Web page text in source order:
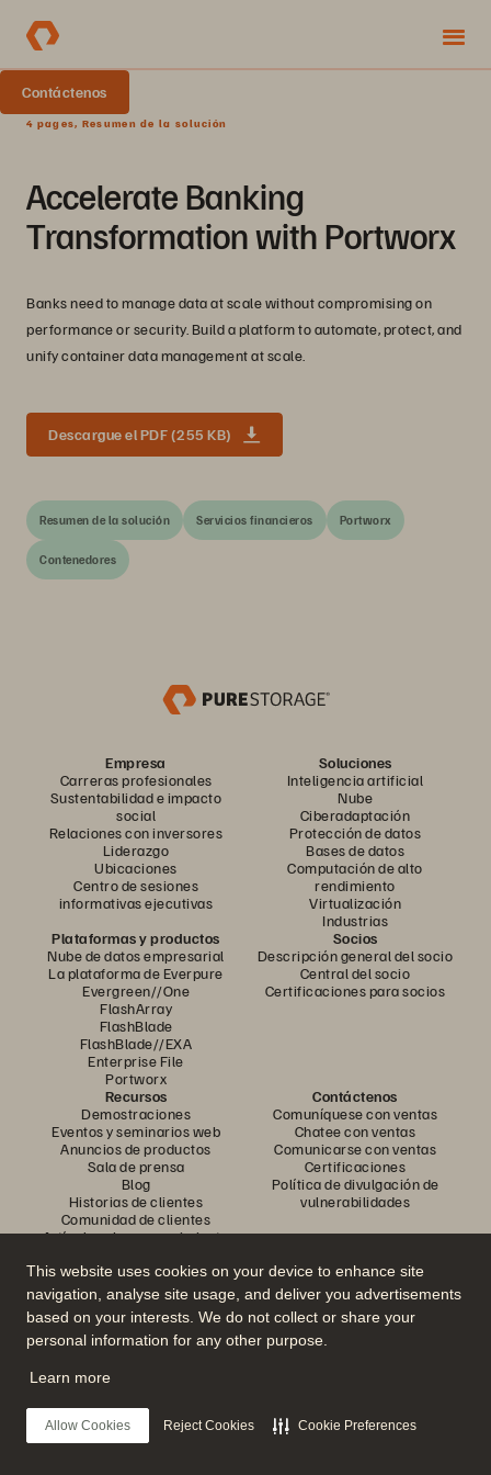
This website uses cookies on your device to enhance site
navigation, analyse site usage, and deliver you advertisements
based on your interests. We do not collect or share your
personal information for any other purpose.
Learn more
Allow Cookies Reject Cookies Cookie Preferences
Contáctenos
4 pages, Resumen de la solución
Accelerate Banking
Transformation with Portworx
Banks need to manage data at scale without compromising on
performance or security. Build a platform to automate, protect, and
unify container data management at scale.
Descargue el PDF (255 KB)
Resumen de la solución Servicios financieros Portworx
Contenedores
Empresa
Carreras profesionales
Sustentabilidad e impacto
social
Relaciones con inversores
Liderazgo
Ubicaciones
Centro de sesiones
informativas ejecutivas
Soluciones
Inteligencia artificial
Nube
Ciberadaptación
Protección de datos
Bases de datos
Computación de alto
rendimiento
Virtualización
Industrias
Plataformas y productos
Nube de datos empresarial
La plataforma de Everpure
Evergreen//One
FlashArray
FlashBlade
FlashBlade//EXA
Enterprise File
Portworx
Socios
Descripción general del socio
Central del socio
Certificaciones para socios
Recursos
Demostraciones
Eventos y seminarios web
Anuncios de productos
Sala de prensa
Blog
Historias de clientes
Comunidad de clientes
Artículo sobre conocimiento
Contáctenos
Comuníquese con ventas
Chatee con ventas
Comunicarse con ventas
Certificaciones
Política de divulgación de
vulnerabilidades
Únase a la conversación
Siga todos los canales sociales oficiales de Everpure
© 2026 Everpure, Inc. Todos los derechos reservados.
Privacidad
Términos del sitio web Legal
Centro de confianza